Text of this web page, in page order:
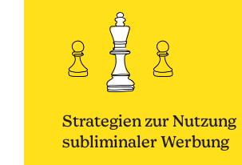
Strategien zur Nutzung
subliminaler Werbung